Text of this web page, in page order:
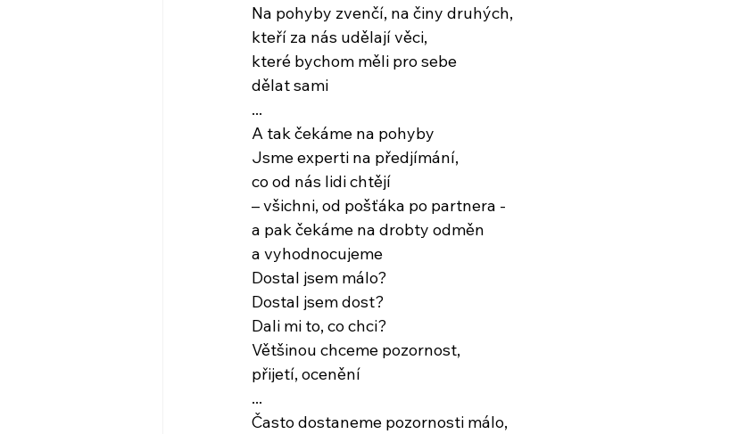
Na pohyby zvenčí, na činy druhých,
kteří za nás udělají věci,
které bychom měli pro sebe
dělat sami
...
A tak čekáme na pohyby
Jsme experti na předjímání,
co od nás lidi chtějí
– všichni, od pošťáka po partnera -
a pak čekáme na drobty odměn
a vyhodnocujeme
Dostal jsem málo?
Dostal jsem dost?
Dali mi to, co chci?
Většinou chceme pozornost,
přijetí, ocenění
...
Často dostaneme pozornosti málo,